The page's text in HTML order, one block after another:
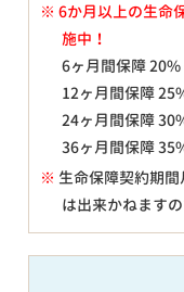
※ 6か月以上の生命
施中！
6ヶ月間保障 20%
12ヶ月間保障
24ヶ月間保障
36ヶ月間保障
※ 生命保障契約期
は出来かねます